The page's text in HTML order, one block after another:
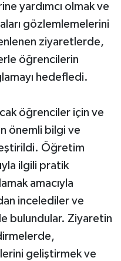
yardımcı olmak ve
gözlemlemelerini
ziyaretlerde,
öğrencilerin
hedefledi.
öğrenciler için ve
önemli bilgi ve
Öğretim
ilgili pratik
amacıyla
incelediler ve
bulundular. Ziyaretin
geliştirmek ve